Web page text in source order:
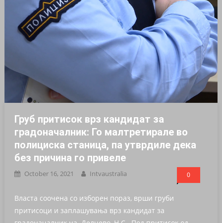
Груб притисок врз кандидат за
градоначалник: Го малтретирале во
полициска станица, па утврдиле дека
без причина го привеле
October 16, 2021 Intvaustralia 0
Власта соочена со изборен пораз, врши груби
притисоци и заплашувања врз кандидат за